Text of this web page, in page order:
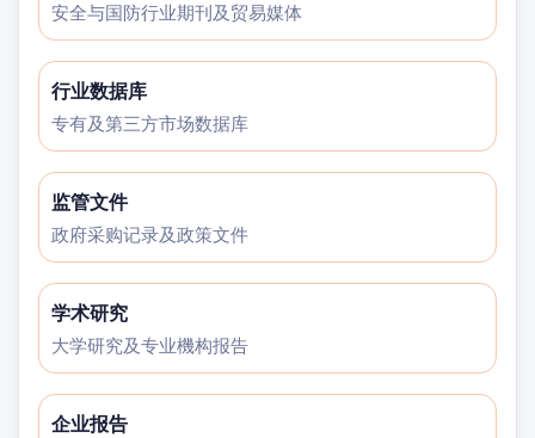
安全与国防行业期刊及贸易媒体
行业数据库
专有及第三方市场数据库
监管文件
政府采购记录及政策文件
学术研究
大学研究及专业機构报告
企业报告